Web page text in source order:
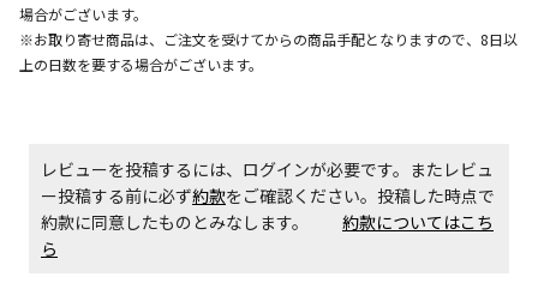
場合がございます。
※お取り寄せ商品は、ご注文を受けてからの商品手配となりますので、8日以
上の日数を要する場合がございます。
レビューを投稿するには、ログインが必要です。またレビュ
ー投稿する前に必ず約款をご確認ください。投稿した時点で
約款に同意したものとみなします。 約款についてはこち
ら